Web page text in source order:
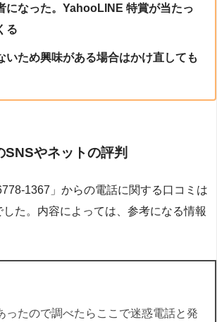
になった。YahooLINE 特賞が当たっ
る
いため興味がある場合はかけ直しても
SNSやネットの評判
1367」からの電話に関する口コミは
した。内容によっては、参考になる情報
ったので調べたらここで迷惑電話と発